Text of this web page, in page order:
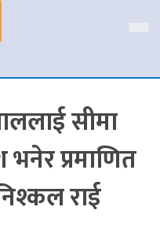
सीमा
प्रमाणित
राई